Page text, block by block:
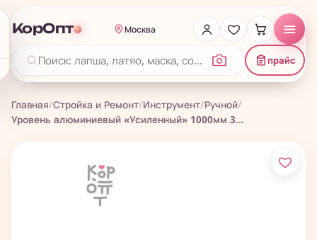
КорОпт Москва
прайс
Главная/Стройка и Ремонт/Инструмент/Ручной/
Уровень алюминиевый «Усиленный» 1000мм 3...